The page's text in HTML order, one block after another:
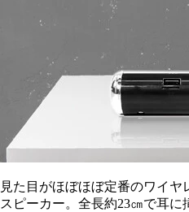
見た目がほぼほぼ定番のワイヤ
スピーカー。全長約23㎝で耳